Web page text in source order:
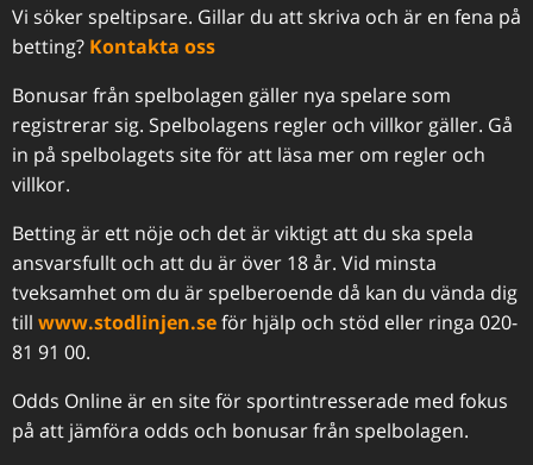
Vi söker speltipsare. Gillar du att skriva och är en fena på
betting? Kontakta oss
Bonusar från spelbolagen gäller nya spelare som
registrerar sig. Spelbolagens regler och villkor gäller. Gå
in på spelbolagets site för att läsa mer om regler och
villkor.
Betting är ett nöje och det är viktigt att du ska spela
ansvarsfullt och att du är över 18 år. Vid minsta
tveksamhet om du är spelberoende då kan du vända dig
till www.stodlinjen.seför hjälp och stöd eller ringa 020-
81 91 00.
Odds Online är en site för sportintresserade med fokus
på att jämföra odds och bonusar från spelbolagen.